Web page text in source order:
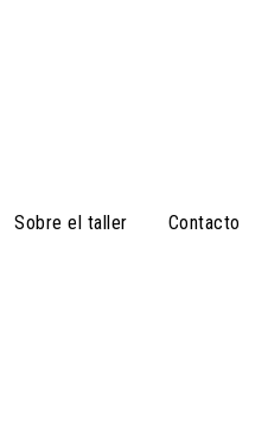
Sobre el taller Contacto